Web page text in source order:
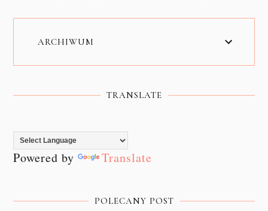
ARCHIWUM
TRANSLATE
Powered by Translate
POLECANY POST